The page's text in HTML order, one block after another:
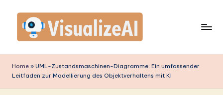
content
is
u
Home » UML-Zustandsmaschinen-Diagramme: Ein umfassender
Leitfaden zur Modellierung des Objektverhaltens mit KI